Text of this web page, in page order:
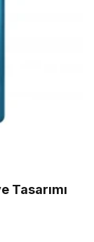
Tasarımı